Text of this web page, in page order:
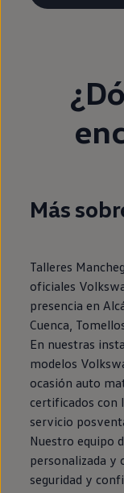
Más
Talleres
oficiales
presencia en
Cuenca,
En nuestras
modelos
ocasión auto
certificados con
servicio
Nuestro equipo
personalizada y
seguridad y